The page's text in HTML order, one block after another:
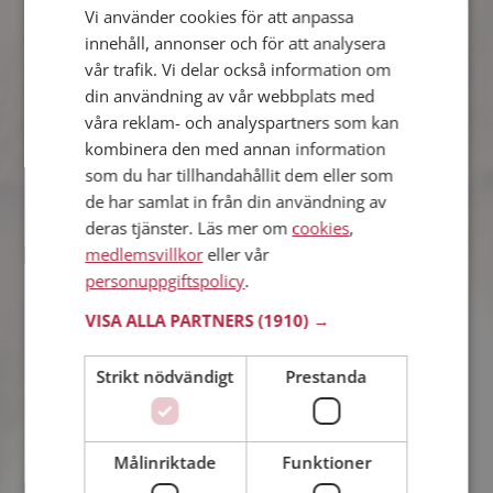
30 år från Vimmerby i Kalmar län
Söker kvinna 23 - 34 år
Om en minut kan du vara medlem på
Mötesplatsen och se om Teddy är
tankspridd eller händig! Det är enklare
att hitta kärleken på nätet!
28 år från Vimmerby i Kalmar län
Söker kvinna 18 - 40 år
och alla andra singlar om du är
medlem på Mötesplatsen. Du kan bli
medlem fort och enkelt.
Vi använder cookies för att anpassa
innehåll, annonser och för att analysera
vår trafik. Vi delar också information om
din användning av vår webbplats med
våra reklam- och analyspartners som kan
kombinera den med annan information
som du har tillhandahållit dem eller som
de har samlat in från din användning av
deras tjänster. Läs mer om cookies,
medlemsvillkoreller vår
personuppgiftspolicy.
VISA ALLA PARTNERS(1910) →
Strikt nödvändigt Prestanda
Målinriktade Funktioner